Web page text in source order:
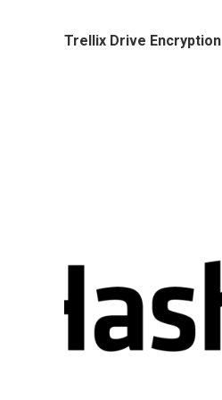
Trellix Drive Encryption